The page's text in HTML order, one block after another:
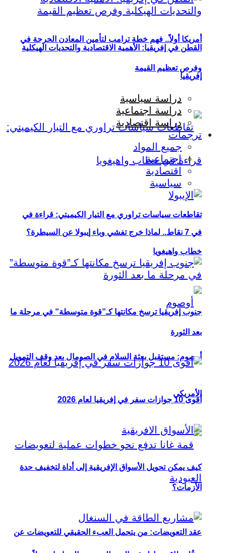
أمريكا أولاً.. فهم خطة ترامب لتأمين المعادن الحرجة في
إفريقيا
تقاطعات سياسات تراوري مع التيار الكيميتي: قراءة في
خطاب واهيغويا
أوصوم: مستقبل بعثة السلام في الصومال بعد وقف التمويل
الأمريكي
عقد التعويضات: من يتحمل العبء الحقيقي للتعويضات عن
القطن في إفريقيا: الأهمية الاقتصادية والتحديات الهيكلية
وفرص تعظيم القيمة
دراسة سياسية
دراسة اجتماعية
دراسة اقتصادية
ترجمات
جميع المواد
اجتماعية
اقتصادية
سياسية
في 7 نقاط.. لماذا خرج تفشي وباء إيبولا عن السيطرة؟
جنوب إفريقيا ترسخ مكانتها كـ”قوة متوسطة” في مرحلة ما
بعد الثورة
أقوى 10 جوازات سفر في إفريقيا لعام 2026
كيف يمكن تحويل الأسواق الإفريقية إلى أداة لتخفيف حدة
الأزمات؟